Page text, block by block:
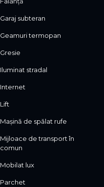
Garaj subteran
Geamuri termopan
Gresie
Iluminat stradal
Internet
Lift
Mașină de spălat rufe
Mijloace de transport în
comun
Mobilat lux
Parchet